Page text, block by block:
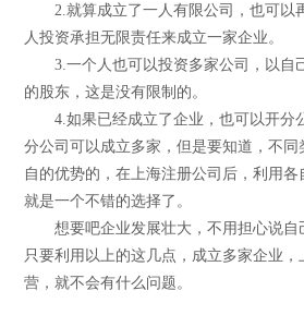
2.就算成立了一人有限公司，也可以
人投资承担无限责任来成立一家企业。
3.一个人也可以投资多家公司，以自
的股东，这是没有限制的。
4.如果已经成立了企业，也可以开分
分公司可以成立多家，但是要知道，不同
自的优势的，在上海注册公司后，利用
就是一个不错的选择了。
想要吧企业发展壮大，不用担心说自
只要利用以上的这几点，成立多家企业
营，就不会有什么问题。